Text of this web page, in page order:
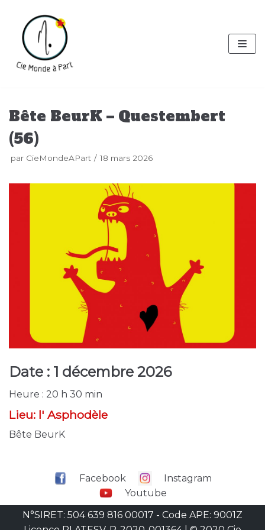
au
contenu
Bête BeurK – Questembert
(56)
par CieMondeAPart 18 mars 2026
Date : 1 décembre 2026
Heure : 20 h 30 min
Lieu: l' Asphodèle
Bête BeurK
Facebook
Instagram
Youtube
N°SIRET: 504 639 816 00017 - Code APE: 9001Z